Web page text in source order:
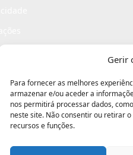
Gerir
Para fornecer as melhores
armazenar e/ou aceder a
nos permitirá processar dados,
neste site. Não consentir ou retirar
recursos e funções.